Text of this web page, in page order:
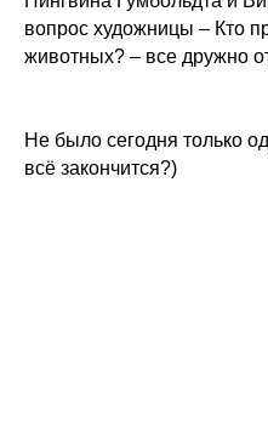
вопрос художницы – Кто
животных? – все дружно
Не было сегодня только
всё закончится?)